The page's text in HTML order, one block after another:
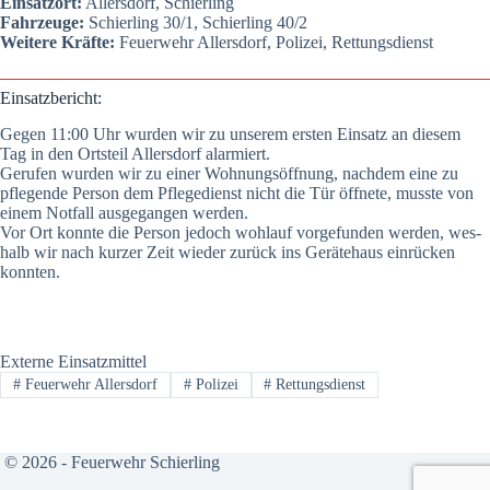
Fahr­zeu­ge: Schier­ling 30/1, Schier­ling 40/2
Wei­te­re Kräf­te: Feu­er­wehr Aller­s­dorf, Poli­zei, Ret­tungs­dienst
Ein­satz­be­richt:
Gegen 11:00 Uhr wur­den wir zu unse­rem ers­ten Ein­satz an die­sem
Tag in den Orts­teil Aller­s­dorf alar­miert.
Geru­fen wur­den wir zu einer Woh­nungs­öff­nung, nach­dem eine zu
pfle­gen­de Per­son dem Pfle­ge­dienst nicht die Tür öff­ne­te, muss­te von
einem Not­fall aus­ge­gan­gen wer­den.
Vor Ort konn­te die Per­son jedoch wohl­auf vor­ge­fun­den wer­den, wes­
halb wir nach kur­zer Zeit wie­der zurück ins Gerä­te­haus ein­rü­cken
konn­ten.
Externe Einsatzmittel
#Feuerwehr Allersdorf #Polizei # Rettungsdienst
© 2026 - Feuerwehr Schierling